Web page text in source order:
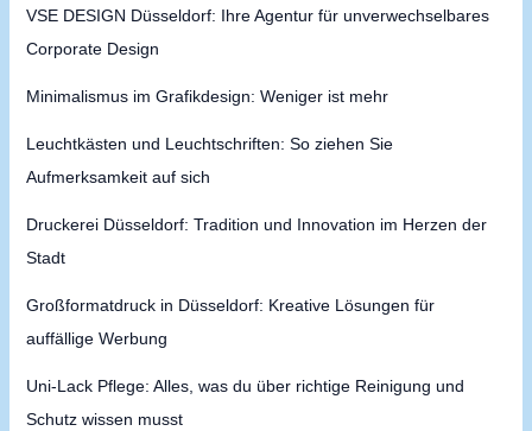
VSE DESIGN Düsseldorf: Ihre Agentur für unverwechselbares
Corporate Design
Minimalismus im Grafikdesign: Weniger ist mehr
Leuchtkästen und Leuchtschriften: So ziehen Sie
Aufmerksamkeit auf sich
Druckerei Düsseldorf: Tradition und Innovation im Herzen der
Stadt
Großformatdruck in Düsseldorf: Kreative Lösungen für
auffällige Werbung
Uni-Lack Pflege: Alles, was du über richtige Reinigung und
Schutz wissen musst